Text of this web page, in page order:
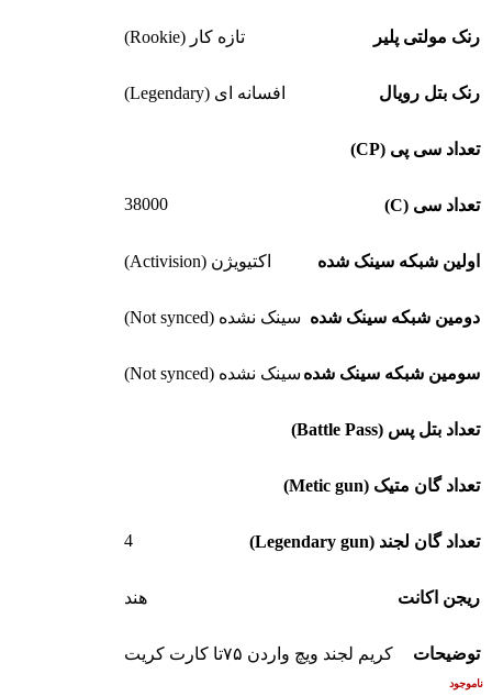
رنک مولتی پلیر تازه کار (Rookie)
رنک بتل رویال افسانه ای (Legendary)
تعداد سی پی (CP)
تعداد سی (C) 38000
اولین شبکه سینک شده اکتیویژن (Activision)
دومین شبکه سینک شده سینک نشده (Not synced)
سومین شبکه سینک شده سینک نشده (Not synced)
تعداد بتل پس (Battle Pass)
تعداد گان متیک (Metic gun)
تعداد گان لجند (Legendary gun) 4
ریجن اکانت هند
توضیحات کریم لجند ویچ واردن ۷۵تا کارت کریت
ناموجود